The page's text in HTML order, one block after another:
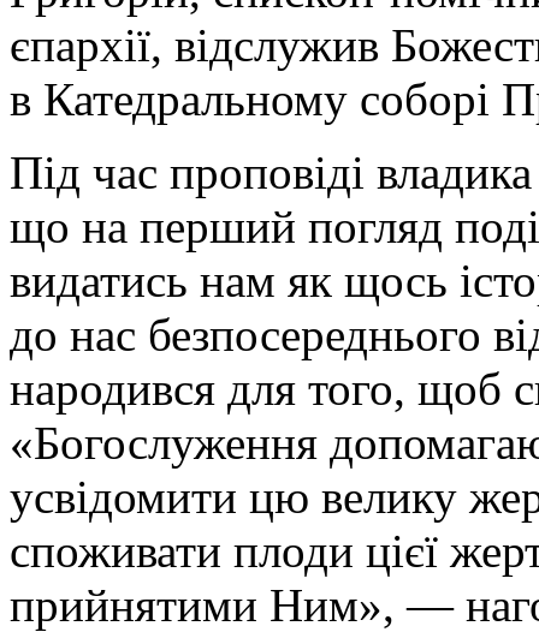
єпархії, відслужив
в Катедральному соборі
Під час проповіді
що на перший погляд
видатись нам як щось
до нас безпосереднього
народився для того, щоб
«Богослуження
усвідомити цю велику
споживати плоди цієї
прийнятими Ним», —